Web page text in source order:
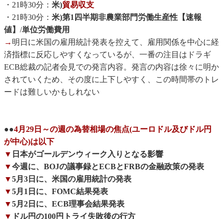
・21時30分： 米)貿易収支
・21時30分： 米)第1四半期非農業部門労働生産性【速報
値】 /単位労働費用
→ 明日に米国の雇用統計発表を控えて、雇用関係を中心に経
済指標に反応しやすくなっているが、一番の注目はドラギ
ECB総裁の記者会見での発言内容。発言の内容は徐々に明か
されていくため、その度に上下しやすく、この時間帯のトレ
ードは難しいかもしれない
●●4月29日～の週の為替相場の焦点(ユーロドル及びドル円
が中心)は以下
▼ 日本がゴールデンウィーク入りとなる影響
▼今週に、BOJの議事録とECBとFRBの金融政策の発表
▼5月3日に、米国の雇用統計の発表
▼5月1日に、FOMC結果発表
▼5月2日に、ECB理事会結果発表
▼ ドル円の100円トライ失敗後の行方